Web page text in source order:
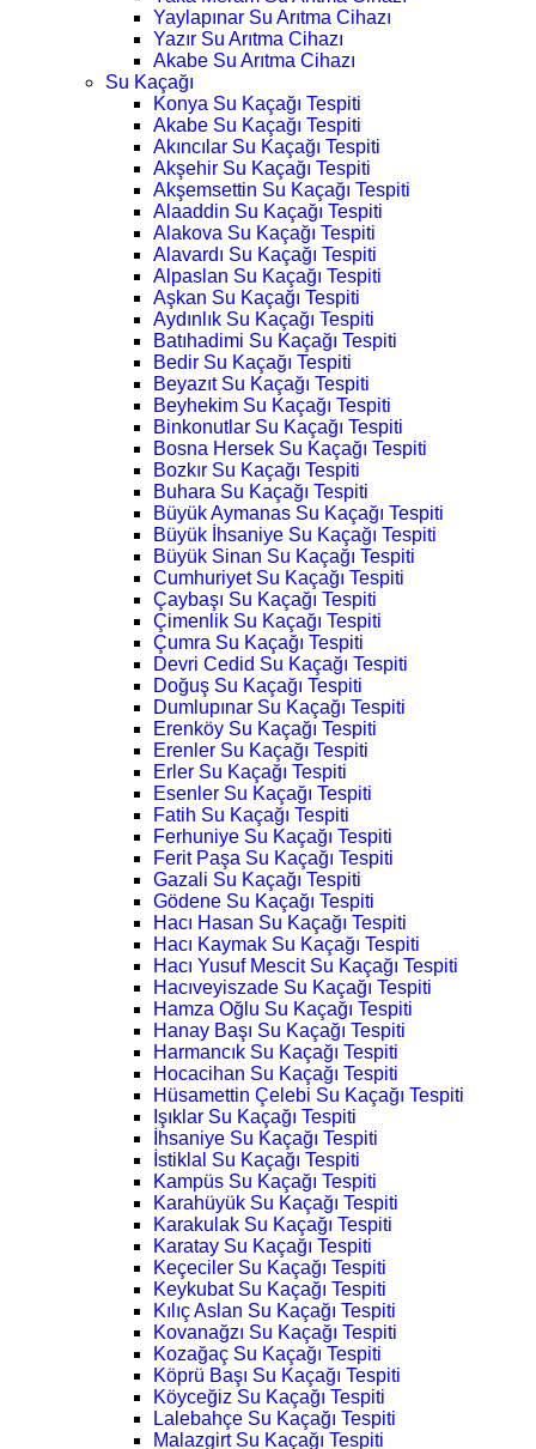
Yaylapınar Su Arıtma Cihazı
Yazır Su Arıtma Cihazı
Akabe Su Arıtma Cihazı
Su Kaçağı
Konya Su Kaçağı Tespiti
Akabe Su Kaçağı Tespiti
Akıncılar Su Kaçağı Tespiti
Akşehir Su Kaçağı Tespiti
Akşemsettin Su Kaçağı Tespiti
Alaaddin Su Kaçağı Tespiti
Alakova Su Kaçağı Tespiti
Alavardı Su Kaçağı Tespiti
Alpaslan Su Kaçağı Tespiti
Aşkan Su Kaçağı Tespiti
Aydınlık Su Kaçağı Tespiti
Batıhadimi Su Kaçağı Tespiti
Bedir Su Kaçağı Tespiti
Beyazıt Su Kaçağı Tespiti
Beyhekim Su Kaçağı Tespiti
Binkonutlar Su Kaçağı Tespiti
Bosna Hersek Su Kaçağı Tespiti
Bozkır Su Kaçağı Tespiti
Buhara Su Kaçağı Tespiti
Büyük Aymanas Su Kaçağı Tespiti
Büyük İhsaniye Su Kaçağı Tespiti
Büyük Sinan Su Kaçağı Tespiti
Cumhuriyet Su Kaçağı Tespiti
Çaybaşı Su Kaçağı Tespiti
Çimenlik Su Kaçağı Tespiti
Çumra Su Kaçağı Tespiti
Devri Cedid Su Kaçağı Tespiti
Doğuş Su Kaçağı Tespiti
Dumlupınar Su Kaçağı Tespiti
Erenköy Su Kaçağı Tespiti
Erenler Su Kaçağı Tespiti
Erler Su Kaçağı Tespiti
Esenler Su Kaçağı Tespiti
Fatih Su Kaçağı Tespiti
Ferhuniye Su Kaçağı Tespiti
Ferit Paşa Su Kaçağı Tespiti
Gazali Su Kaçağı Tespiti
Gödene Su Kaçağı Tespiti
Hacı Hasan Su Kaçağı Tespiti
Hacı Kaymak Su Kaçağı Tespiti
Hacı Yusuf Mescit Su Kaçağı Tespiti
Hacıveyiszade Su Kaçağı Tespiti
Hamza Oğlu Su Kaçağı Tespiti
Hanay Başı Su Kaçağı Tespiti
Harmancık Su Kaçağı Tespiti
Hocacihan Su Kaçağı Tespiti
Hüsamettin Çelebi Su Kaçağı Tespiti
Işıklar Su Kaçağı Tespiti
İhsaniye Su Kaçağı Tespiti
İstiklal Su Kaçağı Tespiti
Kampüs Su Kaçağı Tespiti
Karahüyük Su Kaçağı Tespiti
Karakulak Su Kaçağı Tespiti
Karatay Su Kaçağı Tespiti
Keçeciler Su Kaçağı Tespiti
Keykubat Su Kaçağı Tespiti
Kılıç Aslan Su Kaçağı Tespiti
Kovanağzı Su Kaçağı Tespiti
Kozağaç Su Kaçağı Tespiti
Köprü Başı Su Kaçağı Tespiti
Köyceğiz Su Kaçağı Tespiti
Lalebahçe Su Kaçağı Tespiti
Malazgirt Su Kaçağı Tespiti